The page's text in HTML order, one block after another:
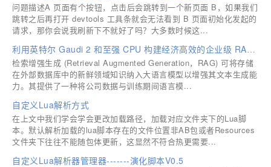
问题描述A 页面有个按钮，点击后会跳转到一个新页面 B，如果我们
跳转之后再打开 devtools 工具条就会无法看到 B 页面初始化发起的
请求，那你会说我刷新下不就好了吗？大多数时候这...
利用英特尔 Gaudi 2 和至强 CPU 构建经济高效的企业级 RAG 应用
检索增强生成 (Retrieval Augmented Generation，RAG) 可将存储
在外部数据库中的新鲜领域知识纳入大语言模型以增强其文本生成能
力。其提供了一种将公司数据与训练期间语言模...
自定义Lua解析方式
在上文中我们学会学会更改加载路径，加载对应文件夹下的Lua脚
本。默认解析加载的lua脚本存在的文件位置非AB包或者Resources
文件夹下往往不能随包体更新，这显然不符合热更需要...
自定义Lua解析器管理器-------演化脚本V0.5